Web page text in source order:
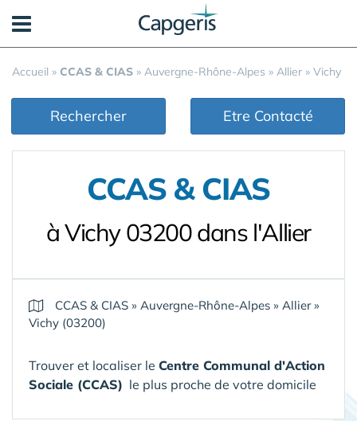
Accueil » CCAS & CIAS » Auvergne-Rhône-Alpes » Allier » Vichy
Rechercher Etre Contacté
CCAS & CIAS
à Vichy 03200 dans l'Allier
CCAS & CIAS » Auvergne-Rhône-Alpes » Allier»
Vichy (03200)
Trouver et localiser le Centre Communal d'Action
Sociale (CCAS) le plus proche de votre domicile